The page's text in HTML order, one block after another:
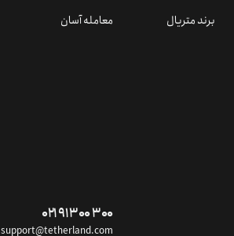
برند متریال معامله آسان
۰۲۱ ۹۱ ۳۰۰ ۳۰۰
support@tetherland.com